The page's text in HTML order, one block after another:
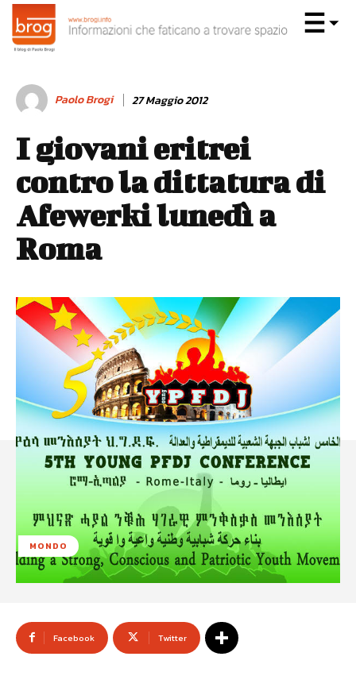
Paolo Brogi 27 Maggio 2012
I giovani eritrei
contro la dittatura di
Afewerki lunedì a
Roma
MONDO
Facebook Twitter